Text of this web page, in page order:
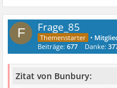
F Frage_85
•
Beiträge:677 Danke:
Zitat von Bunbury: